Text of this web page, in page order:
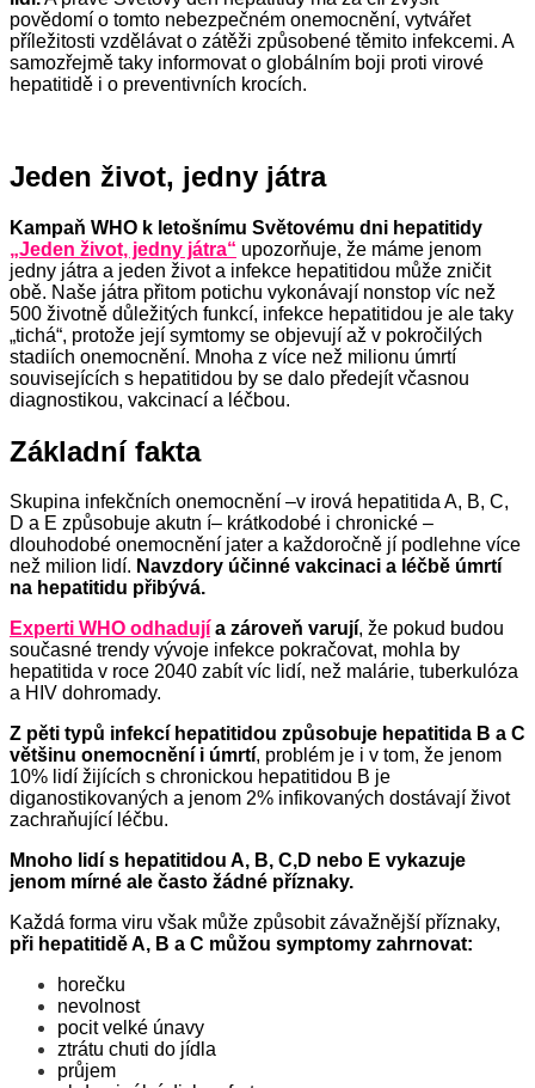
povědomí o tomto nebezpečném onemocnění, vytvářet
příležitosti vzdělávat o zátěži způsobené těmito infekcemi. A
samozřejmě taky informovat o globálním boji proti virové
hepatitidě i o preventivních krocích.
Jeden život, jedny játra
Kampaň WHO k letošnímu Světovému dni hepatitidy
„Jeden život, jedny játra“ upozorňuje, že máme jenom
jedny játra a jeden život a infekce hepatitidou může zničit
obě. Naše játra přitom potichu vykonávají nonstop víc než
500 životně důležitých funkcí, infekce hepatitidou je ale taky
„tichá“, protože její symtomy se objevují až v pokročilých
stadiích onemocnění. Mnoha z více než milionu úmrtí
souvisejících s hepatitidou by se dalo předejít včasnou
diagnostikou, vakcinací a léčbou.
Základní fakta
Skupina infekčních onemocnění –v irová hepatitida A, B, C,
D a E způsobuje akutn í– krátkodobé i chronické –
dlouhodobé onemocnění jater a každoročně jí podlehne více
než milion lidí. Navzdory účinné vakcinaci a léčbě úmrtí
na hepatitidu přibývá.
Experti WHO odhadují a zároveň varují, že pokud budou
současné trendy vývoje infekce pokračovat, mohla by
hepatitida v roce 2040 zabít víc lidí, než malárie, tuberkulóza
a HIV dohromady.
Z pěti typů infekcí hepatitidou způsobuje hepatitida B a C
většinu onemocnění i úmrtí, problém je i v tom, že jenom
10% lidí žijících s chronickou hepatitidou B je
diganostikovaných a jenom 2% infikovaných dostávají život
zachraňující léčbu.
Mnoho lidí s hepatitidou A, B, C,D nebo E vykazuje
jenom mírné ale často žádné příznaky.
Každá forma viru však může způsobit závažnější příznaky,
při hepatitidě A, B a C můžou symptomy zahrnovat:
horečku
nevolnost
pocit velké únavy
ztrátu chuti do jídla
průjem